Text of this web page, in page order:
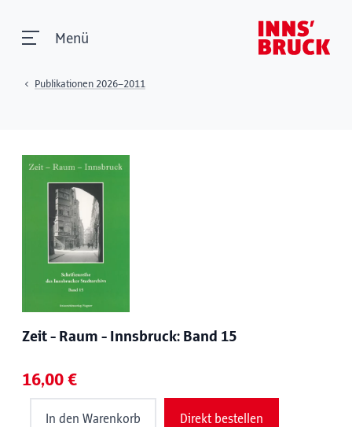
Menü
Publikationen 2026–2011
Zeit - Raum - Innsbruck: Band 15
16,00 €
In den Warenkorb Direkt bestellen